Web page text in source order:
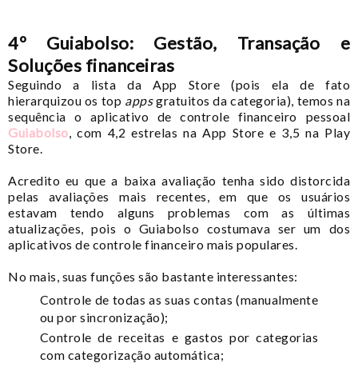
4º Guiabolso: Gestão, Transação e
Soluções financeiras
Seguindo a lista da App Store (pois ela de fato
hierarquizou os top appsgratuitos da categoria), temos na
sequência o aplicativo de controle financeiro pessoal
Guiabolso , com 4,2 estrelas na App Store e 3,5 na Play
Store.
Acredito eu que a baixa avaliação tenha sido distorcida
pelas avaliações mais recentes, em que os usuários
estavam tendo alguns problemas com as últimas
atualizações, pois o Guiabolso costumava ser um dos
aplicativos de controle financeiro mais populares.
No mais, suas funções são bastante interessantes:
Controle de todas as suas contas (manualmente
ou por sincronização);
Controle de receitas e gastos por categorias
com categorização automática;